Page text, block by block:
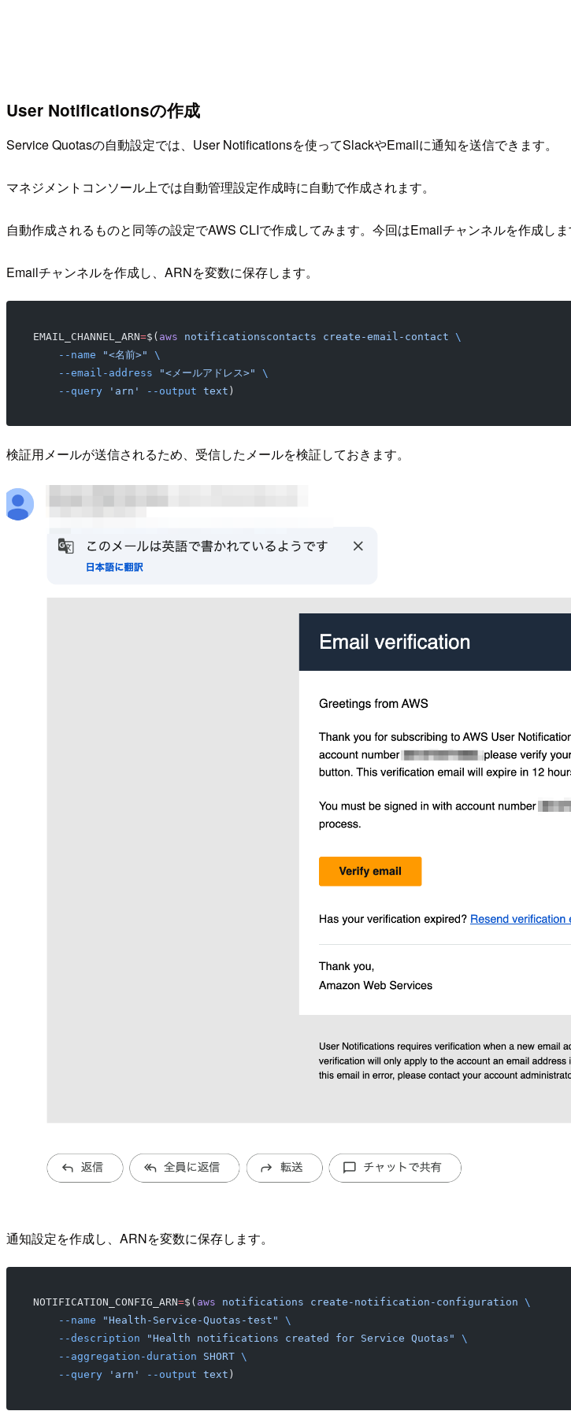
User Notificationsの作成
Service Quotasの自動設定では、User Notificationsを使ってSlackやEmailに通知を送信できます。
マネジメントコンソール上では自動管理設定作成時に自動で作成されます。
自動作成されるものと同等の設定でAWS CLIで作成してみます。今回はEmailチャンネルを作成しま
Emailチャンネルを作成し、ARNを変数に保存します。
EMAIL_CHANNEL_ARN=$( aws notificationscontacts create-email-contact \
    --name
"<名前>"
\
    --email-address
"<メールアドレス>"
\
    --query
'arn' --output text )
検証用メールが送信されるため、受信したメールを検証しておきます。
通知設定を作成し、ARNを変数に保存します。
NOTIFICATION_CONFIG_ARN=$( aws notifications create-notification-configuration \
    --name
"Health-Service-Quotas-test"
\
    --description
"Health notifications created for Service Quotas"
\
    --aggregation-duration
SHORT \
    --query
'arn' --output text )